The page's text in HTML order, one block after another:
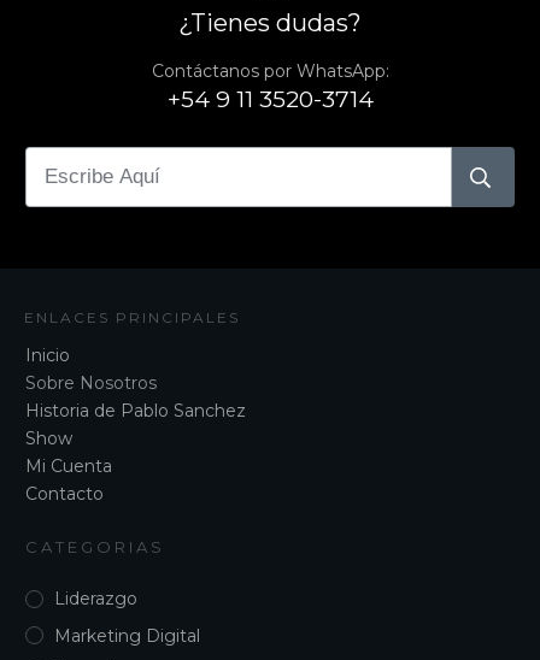
¿Tienes dudas?
Contáctanos por WhatsApp:
+54 9 11 3520-3714
ENLACES PRINCIPALES
Inicio
Sobre Nosotros
Historia de Pablo Sanchez
Show
Mi Cuenta
Contacto
CATEGORIAS
Liderazgo
Marketing Digital